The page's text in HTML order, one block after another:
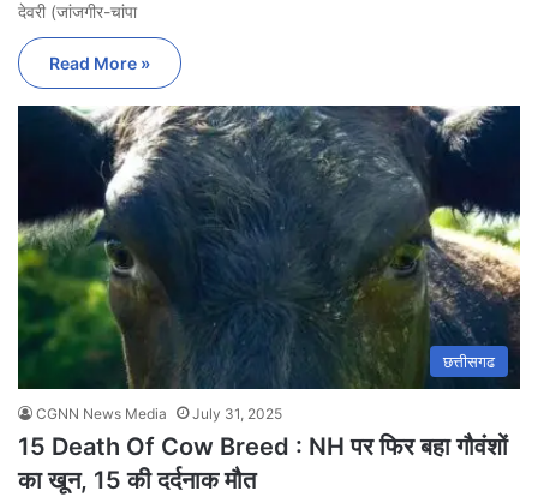
देवरी (जांजगीर-चांपा
Read More »
छत्तीसगढ
CGNN News Media July 31, 2025
15 Death Of Cow Breed : NH पर फिर बहा गौवंशों
का खून, 15 की दर्दनाक मौत